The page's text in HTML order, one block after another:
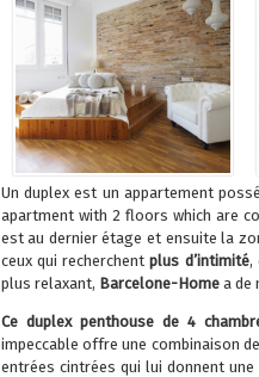
Un duplex est un appartement
apartment with 2 floors which are
est au dernier étage et ensuite la
ceux qui recherchentplus d’intimité,
plus relaxant, Barcelone-Homea de
Ce duplex penthouse de 4
impeccable offre une combinaison
entrées cintrées qui lui donnent